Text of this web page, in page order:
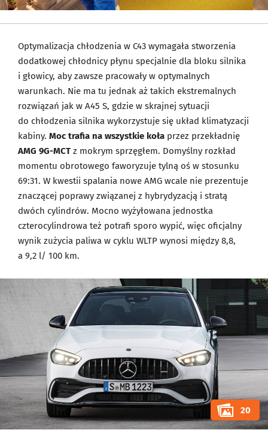
Optymalizacja chłodzenia w C43 wymagała stworzenia
dodatkowej chłodnicy płynu specjalnie dla bloku silnika
i głowicy, aby zawsze pracowały w optymalnych
warunkach. Nie ma tu jednak aż takich ekstremalnych
rozwiązań jak w A45 S, gdzie w skrajnej sytuacji
do chłodzenia silnika wykorzystuje się układ klimatyzacji
kabiny. Moc trafia na wszystkie koła przez przekładnię
AMG 9G-MCT z mokrym sprzęgłem. Domyślny rozkład
momentu obrotowego faworyzuje tylną oś w stosunku
69:31. W kwestii spalania nowe AMG wcale nie prezentuje
znaczącej poprawy związanej z hybrydyzacją i stratą
dwóch cylindrów. Mocno wyżyłowana jednostka
czterocylindrowa też potrafi sporo wypić, więc oficjalny
wynik zużycia paliwa w cyklu WLTP wynosi między 8,8,
a 9,2 l/ 100 km.
20